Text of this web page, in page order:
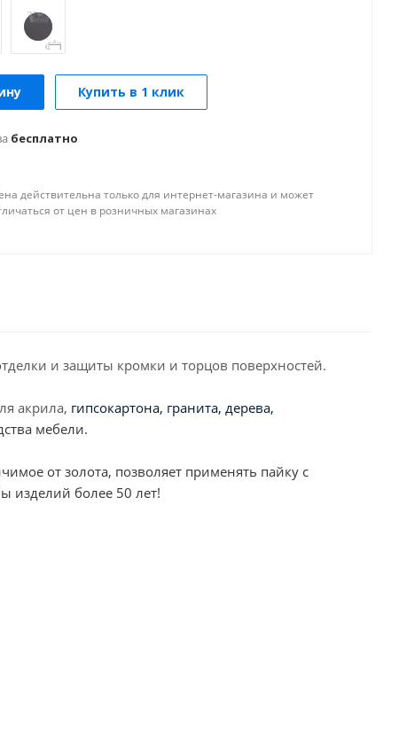
Купить в 1 клик
бесплатно
действительна только для интернет-магазина и может
от цен в розничных магазинах
и защиты кромки и торцов поверхностей.
акрила, гипсокартона, гранита, дерева,
мебели.
от золота, позволяет применять пайку с
изделий более 50 лет!